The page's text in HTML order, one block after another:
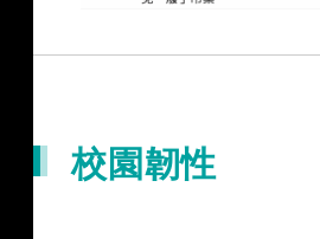
校園韌性